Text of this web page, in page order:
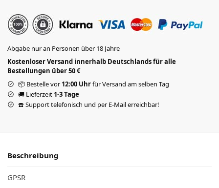
Abgabe nur an Personen über 18 Jahre
Kostenloser Versand innerhalb Deutschlands für alle
Bestellungen über 50 €
📦 Bestelle vor12:00 Uhrfür Versand am selben Tag
🚚 Lieferzeit 1-3 Tage
☎️ Support telefonisch und per E-Mail erreichbar!
Beschreibung
GPSR